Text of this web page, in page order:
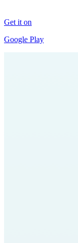
Get it on
Google Play